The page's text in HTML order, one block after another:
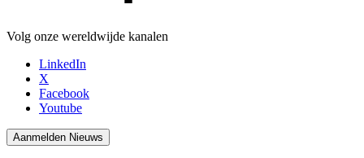
Volg onze wereldwijde kanalen
LinkedIn
X
Facebook
Youtube
Aanmelden Nieuws